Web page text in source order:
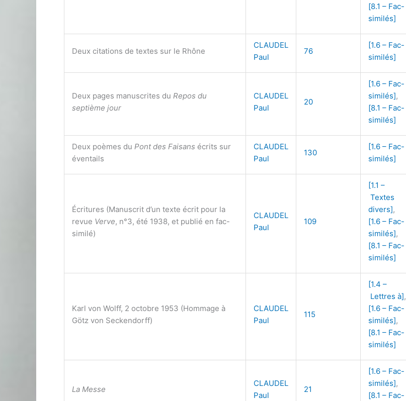
[8.1 – Fac-
similés]
Deux citations de textes sur le Rhône
CLAUDEL
Paul
76
[1.6 – Fac-
similés]
Deux pages manuscrites du Repos du
septième jour
CLAUDEL
Paul
20
[1.6 – Fac-
similés],
[8.1 – Fac-
similés]
Deux poèmes du Pont des Faisans écrits sur
éventails
CLAUDEL
Paul
130
[1.6 – Fac-
similés]
Écritures (Manuscrit d’un texte écrit pour la
revue Verve, n°3, été 1938, et publié en fac-
similé)
CLAUDEL
Paul
109
[1.1 –
Textes
divers],
[1.6 – Fac-
similés],
[8.1 – Fac-
similés]
Karl von Wolff, 2 octobre 1953 (Hommage à
Götz von Seckendorff)
CLAUDEL
Paul
115
[1.4 –
Lettres à],
[1.6 – Fac-
similés],
[8.1 – Fac-
similés]
La Messe
CLAUDEL
Paul
21
[1.6 – Fac-
similés],
[8.1 – Fac-